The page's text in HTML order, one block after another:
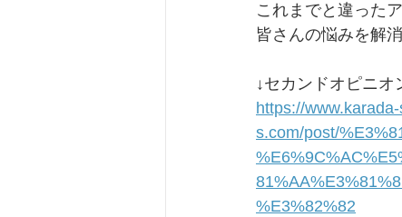
これまでと違った
皆さんの悩みを解
↓セカンドオピニオ
https://
s.com/post/
%E3%82%82